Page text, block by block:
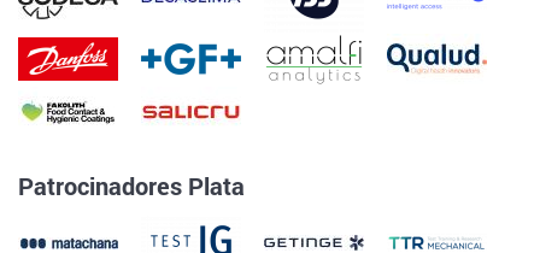
Patrocinadores Plata